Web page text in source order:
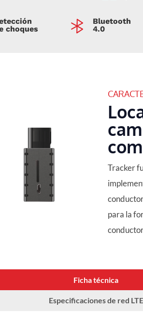
choques
Bluetooth
4.0
Tracker
para la
Ficha técnica
Especificaciones de red LTE